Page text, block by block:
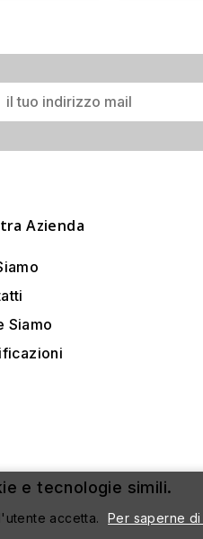
Azienda
Siamo
e tecnologie simili.
accetta. Per saperne